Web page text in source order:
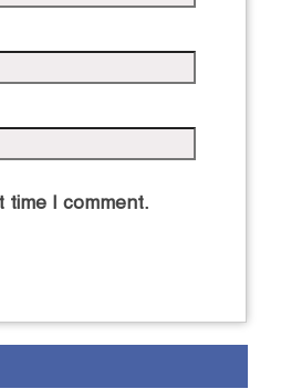
time I comment.